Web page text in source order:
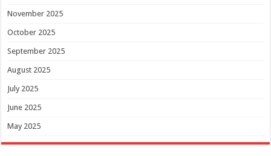
November 2025
October 2025
September 2025
August 2025
July 2025
June 2025
May 2025